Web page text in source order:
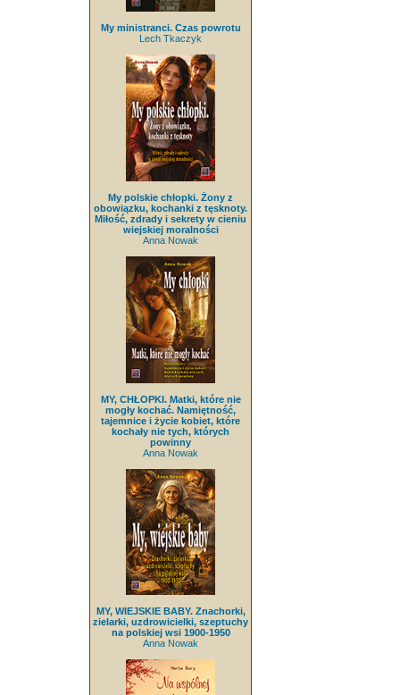
My ministranci. Czas powrotu
Lech Tkaczyk
My polskie chłopki. Żony z
obowiązku, kochanki z tęsknoty.
Miłość, zdrady i sekrety w cieniu
wiejskiej moralności
Anna Nowak
MY, CHŁOPKI. Matki, które nie
mogły kochać. Namiętność,
tajemnice i życie kobiet, które
kochały nie tych, których
powinny
Anna Nowak
MY, WIEJSKIE BABY. Znachorki,
zielarki, uzdrowicielki, szeptuchy
na polskiej wsi 1900-1950
Anna Nowak